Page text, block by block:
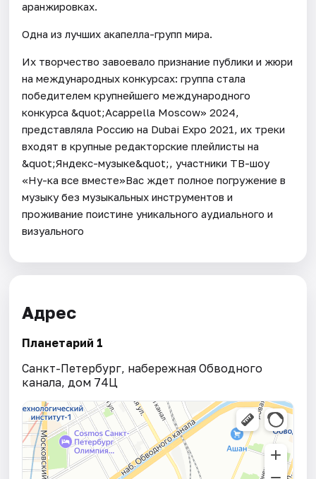
аранжировках.
Одна из лучших акапелла-групп мира.
Их творчество завоевало признание публики и жюри
на международных конкурсах: группа стала
победителем крупнейшего международного
конкурса &quot;Acappella Moscow» 2024,
представляла Россию на Dubai Expo 2021, их треки
входят в крупные редакторские плейлисты на
&quot;Яндекс-музыке&quot;, участники ТВ-шоу
«Ну-ка все вместе»Вас ждет полное погружение в
музыку без музыкальных инструментов и
проживание поистине уникального аудиального и
визуального
Адрес
Планетарий 1
Санкт-Петербург, набережная Обводного
канала, дом 74Ц